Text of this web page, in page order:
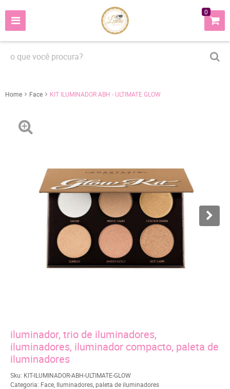
0
Home Face KIT ILUMINADOR ABH - ULTIMATE GLOW
iluminador, trio de iluminadores,
iluminadores, iluminador compacto, paleta de
iluminadores
Sku: KIT-ILUMINADOR-ABH-ULTIMATE-GLOW
Categoria: Face Iluminadores paleta de iluminadores